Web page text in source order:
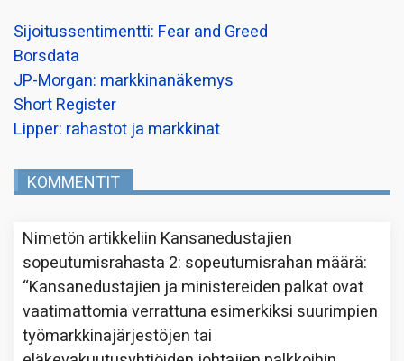
Sijoitussentimentti: Fear and Greed
Borsdata
JP-Morgan: markkinanäkemys
Short Register
Lipper: rahastot ja markkinat
KOMMENTIT
Nimetön artikkeliin Kansanedustajien
sopeutumisrahasta 2: sopeutumisrahan määrä:
“Kansanedustajien ja ministereiden palkat ovat
vaatimattomia verrattuna esimerkiksi suurimpien
työmarkkinajärjestöjen tai